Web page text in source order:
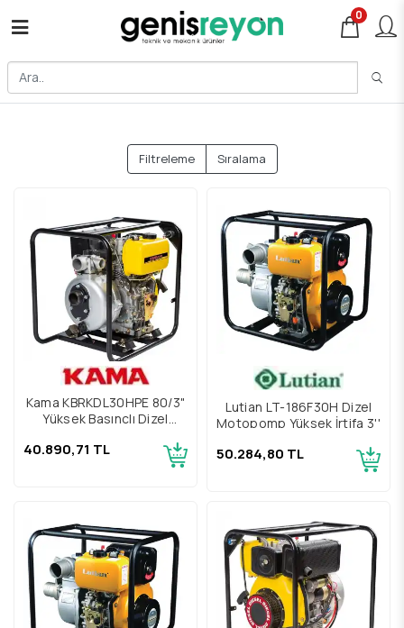
0
Filtreleme Sıralama
Kama KBRKDL30HPE 80/3"
Yüksek Basınçlı Dizel
40.890,71 TL
Lutian LT-186F30H Dizel
Motopomp Yüksek İrtifa 3''
50.284,80 TL